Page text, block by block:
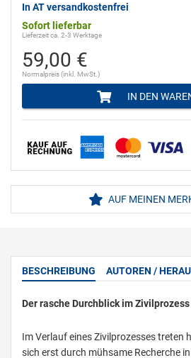
In AT versandkostenfrei
Sofort lieferbar
Lieferzeit ca. 2-3 Werktage
59,00 €
Normalpreis (inkl. MwSt.)
IN DEN
AUF MEINEN
BESCHREIBUNG AUTOREN /
Der rasche Durchblick im Zivilprozess
Im Verlauf eines Zivilprozesses treten
sich erst durch mühsame Recherche